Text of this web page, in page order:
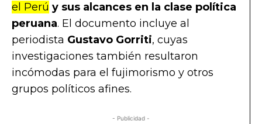
el Perú y sus alcances en la clase política
peruana. El documento incluye al
periodista Gustavo Gorriti, cuyas
investigaciones también resultaron
incómodas para el fujimorismo y otros
grupos políticos afines.
- Publicidad -